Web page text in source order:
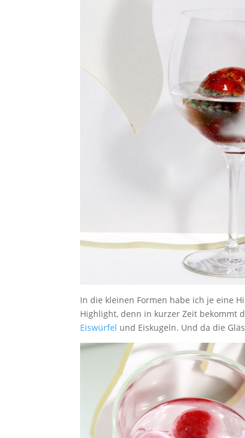
In die kleinen Formen habe ich je eine
Highlight, denn in kurzer Zeit bekommt
Eiswürfel und Eiskugeln. Und da die